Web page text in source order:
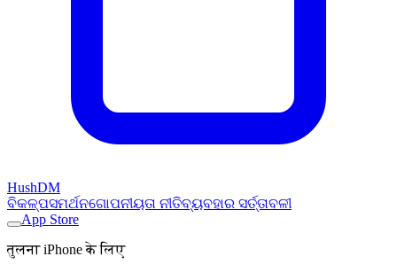
HushDM
ବିକଳ୍ପସମର୍ଥନଗୋପନୀୟତା ନୀତିବ୍ୟବହାର ସର୍ତ୍ତାବଳୀ
App Store
तुलना iPhone के लिए